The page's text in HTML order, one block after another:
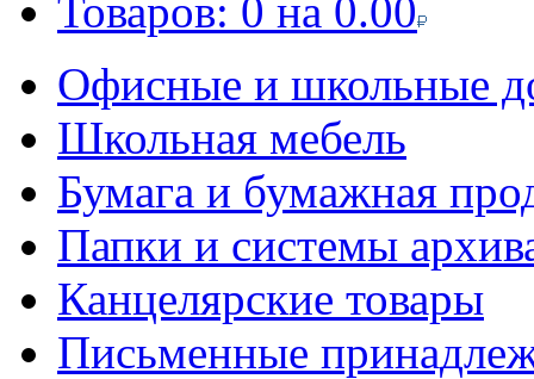
Товаров: 0 на 0.00
Офисные и школьные
Школьная мебель
Бумага и бумажная
Папки и системы
Канцелярские товары
Письменные